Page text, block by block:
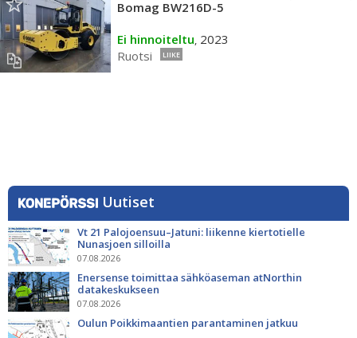
Bomag BW216D-5
Ei hinnoiteltu, 2023
Ruotsi
LIIKE
Uutiset
Vt 21 Palojoensuu–Jatuni: liikenne kiertotielle
Nunasjoen silloilla
07.08.2026
Enersense toimittaa sähköaseman atNorthin
datakeskukseen
07.08.2026
Oulun Poikkimaantien parantaminen jatkuu